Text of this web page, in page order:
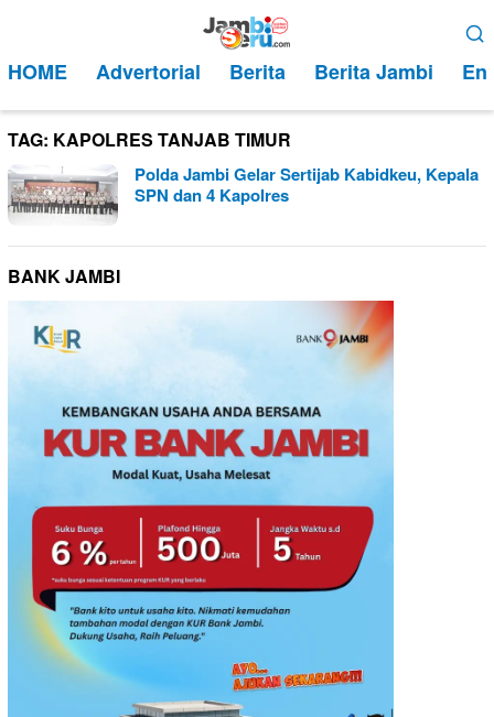
kontenMobile
HOME Advertorial Berita Berita Jambi
TAG: KAPOLRES TANJAB TIMUR
Polda Jambi Gelar Sertijab Kabidkeu, Kepala
SPN dan 4 Kapolres
BANK JAMBI